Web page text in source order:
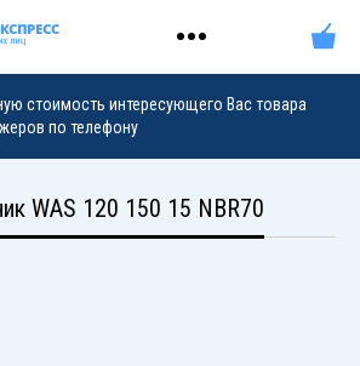
стоимость интересующего Вас товара
по телефону
WAS 120 150 15 NBR70